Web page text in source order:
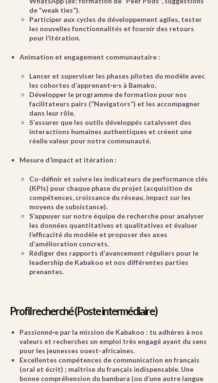
de “weak ties”).
Participer aux cycles de développement agiles, tester
les nouvelles fonctionnalités et fournir des retours
pour l’itération.
Animation et engagement communautaire :
Lancer et superviser les phases pilotes du modèle avec
les cohortes d’apprenant·e·s à Bamako.
Développer le programme de formation pour nos
facilitateurs pairs (“Navigators”) et les accompagner
dans leur rôle.
S’assurer que les outils développés catalysent des
interactions humaines authentiques et créent une
réelle valeur pour notre communauté.
Mesure d’impact et itération :
Co-définir et suivre les indicateurs de performance clés
(KPIs) pour chaque phase du projet (acquisition de
compétences, croissance du réseau, impact sur les
moyens de subsistance).
S’appuyer sur notre équipe de recherche pour analyser
les données quantitatives et qualitatives et évaluer
l’efficacité du modèle et proposer des axes
d’amélioration concrets.
Rédiger des rapports d’avancement réguliers pour le
leadership de Kabakoo et nos différentes parties
prenantes.
Profil recherché (Poste intermédiaire)
Passionné·e par la mission de Kabakoo : tu adhères à nos
valeurs et recherches un emploi très engagé ayant du sens
pour les jeunesses ouest-africaines.
Excellentes compétences de communication en français
(oral et écrit) ; maîtrise du français indispensable. Une
bonne compréhension du bambara (ou d’une autre langue